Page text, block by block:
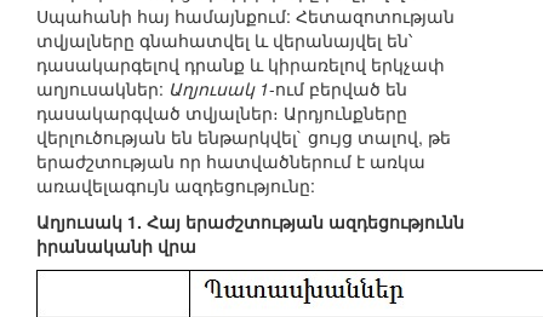
Սպահանի հայ համայնքում: Հետազոտության
տվյալները գնահատվել և վերանայվել են՝
դասակարգելով դրանք և կիրառելով երկչափ
աղյուսակներ: Աղյուսակ 1-ում բերված են
դասակարգված տվյալներ։ Արդյունքները
վերլուծության են ենթարկվել` ցույց տալով, թե
երաժշտության որ հատվածներում է առկա
առավելագույն ազդեցությունը:
Աղյուսակ 1. Հայ երաժշտության ազդեցությունն
իրանականի վրա